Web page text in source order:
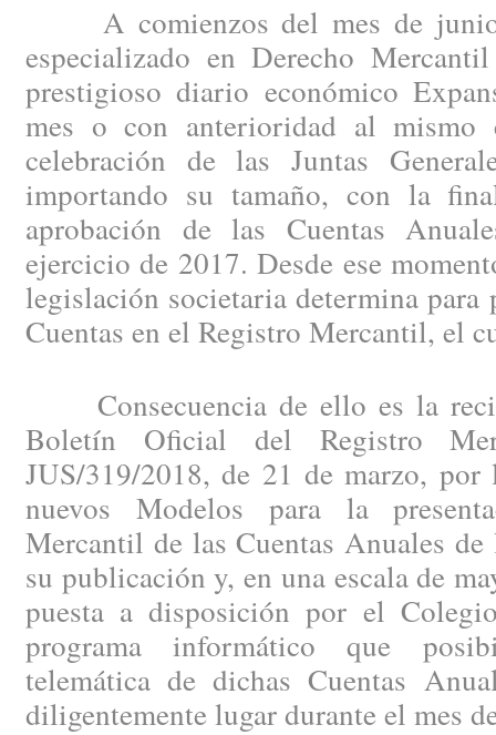
A comienzos del mes de junio,
especializado en Derecho
prestigioso diario económico
mes o con anterioridad al mismo
celebración de las Juntas
importando su tamaño, con la
aprobación de las Cuentas
ejercicio de 2017. Desde ese
legislación societaria determina para
Cuentas en el Registro Mercantil, el
Consecuencia de ello es la
Boletín Oficial del Registro
JUS/319/2018, de 21 de marzo, por
nuevos Modelos para la
Mercantil de las Cuentas Anuales
su publicación y, en una escala de
puesta a disposición por el
programa informático que
telemática de dichas Cuentas
diligentemente lugar durante el mes